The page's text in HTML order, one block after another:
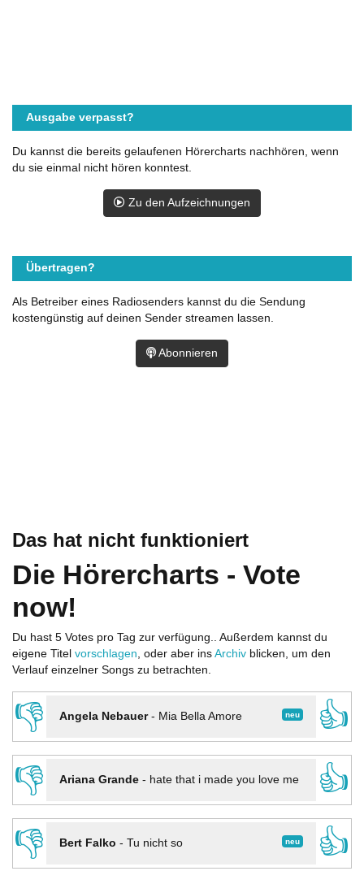
Das hat nicht funktioniert
Die Hörercharts - Vote
now!
Du hast 5 Votes pro Tag zur verfügung.. Außerdem kannst du
eigene Titel vorschlagen, oder aber ins Archiv blicken, um den
Verlauf einzelner Songs zu betrachten.
👎 neu
Angela Nebauer- Mia Bella Amore
👍
👎
Ariana Grande- hate that i made you love me
👍
👎
neu
Bert Falko - Tu nicht so
👍
Ausgabe verpasst?
Du kannst die bereits gelaufenen Hörercharts nachhören, wenn
du sie einmal nicht hören konntest.
Zu den Aufzeichnungen
Übertragen?
Als Betreiber eines Radiosenders kannst du die Sendung
kostengünstig auf deinen Sender streamen lassen.
Abonnieren